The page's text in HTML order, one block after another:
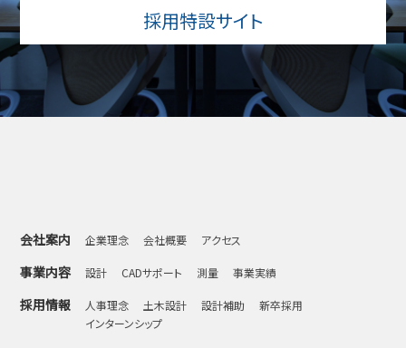
採用特設サイト
会社案内 企業理念 会社概要 アクセス
事業内容 設計 CADサポート 測量 事業実績
採用情報 人事理念 土木設計 設計補助
新卒採用
インターンシップ